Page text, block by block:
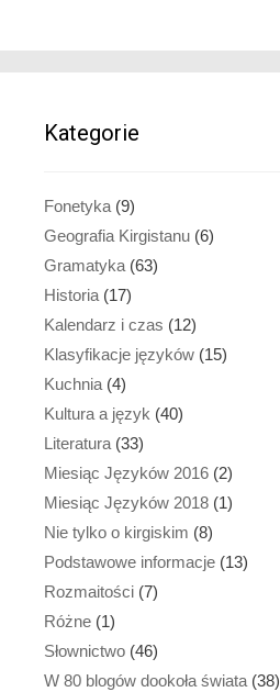
Kategorie
Fonetyka(9)
Geografia Kirgistanu (6)
Gramatyka(63)
Historia(17)
Kalendarz i czas (12)
Klasyfikacje języków (15)
Kuchnia(4)
Kultura a język (40)
Literatura(33)
Miesiąc Języków 2016 (2)
Miesiąc Języków 2018 (1)
Nie tylko o kirgiskim (8)
Podstawowe informacje (13)
Rozmaitości (7)
Różne (1)
Słownictwo (46)
W 80 blogów dookoła świata(38)